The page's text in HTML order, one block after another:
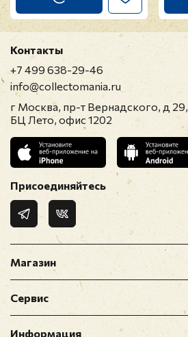
Магазин
Сервис
Информация
Контакты
+7 499 638-29-46
info@collectomania.ru
г Москва, пр-т Вернадского, д 29,
БЦ Лето, офис 1202
Присоединяйтесь